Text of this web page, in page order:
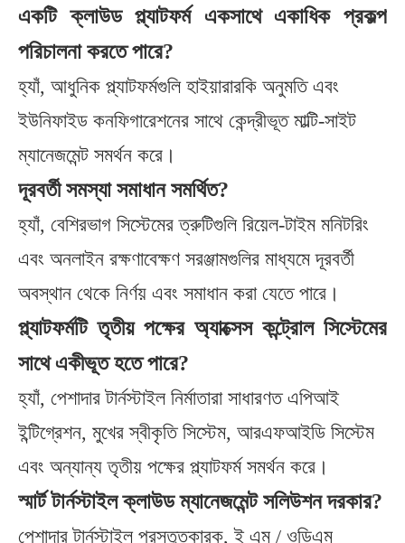
একটি ক্লাউড প্ল্যাটফর্ম একসাথে একাধিক প্রকল্প
পরিচালনা করতে পারে?
হ্যাঁ, আধুনিক প্ল্যাটফর্মগুলি হাইয়ারারকি অনুমতি এবং
ইউনিফাইড কনফিগারেশনের সাথে কেন্দ্রীভূত মাল্টি-সাইট
ম্যানেজমেন্ট সমর্থন করে।
দূরবর্তী সমস্যা সমাধান সমর্থিত?
হ্যাঁ, বেশিরভাগ সিস্টেমের ত্রুটিগুলি রিয়েল-টাইম মনিটরিং
এবং অনলাইন রক্ষণাবেক্ষণ সরঞ্জামগুলির মাধ্যমে দূরবর্তী
অবস্থান থেকে নির্ণয় এবং সমাধান করা যেতে পারে।
প্ল্যাটফর্মটি তৃতীয় পক্ষের অ্যাক্সেস কন্ট্রোল সিস্টেমের
সাথে একীভূত হতে পারে?
হ্যাঁ, পেশাদার টার্নস্টাইল নির্মাতারা সাধারণত এপিআই
ইন্টিগ্রেশন, মুখের স্বীকৃতি সিস্টেম, আরএফআইডি সিস্টেম
এবং অন্যান্য তৃতীয় পক্ষের প্ল্যাটফর্ম সমর্থন করে।
স্মার্ট টার্নস্টাইল ক্লাউড ম্যানেজমেন্ট সলিউশন দরকার?
পেশাদার টার্নস্টাইল প্রস্তুতকারক, ই এম / ওডিএম